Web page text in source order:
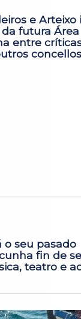
e Arteixo
futura Área
entre
o seu pasado
fin de
teatro e